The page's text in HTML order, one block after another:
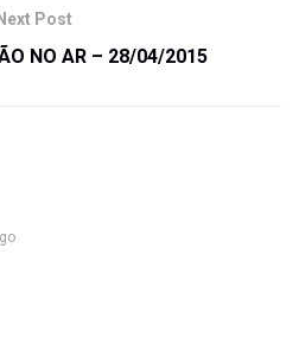
Next Post
NO AR – 28/04/2015